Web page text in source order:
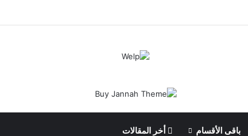
باقى الأقسام أخر المقالات